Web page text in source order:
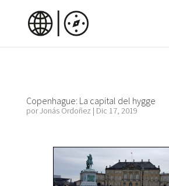
Copenhague: La capital del hygge
porJonás Ordoñez | Dic 17, 2019